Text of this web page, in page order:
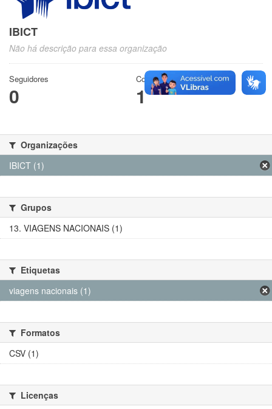
IBICT
Não há descrição para essa organização
Seguidores
0
Conjuntos de dados
1
Organizações
IBICT (1)
Grupos
13. VIAGENS NACIONAIS (1)
Etiquetas
viagens nacionais (1)
Formatos
CSV (1)
Licenças